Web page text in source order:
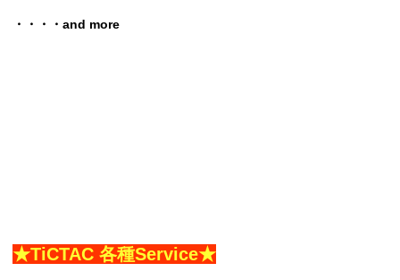
・・・・and more
★TiCTAC 各種Service★